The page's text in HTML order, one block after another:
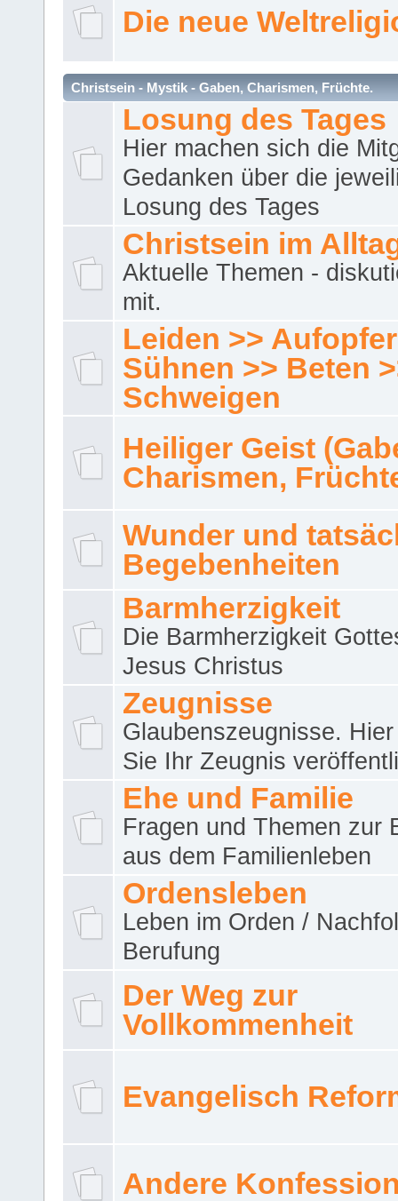
Die neue
Christsein - Mystik - Gaben, Charismen, Früchte.
Losung des Tages
Hier machen sich die
Gedanken über die
Losung des Tages
Christsein im
Aktuelle Themen -
mit.
Leiden >>
Sühnen >> Beten
Schweigen
Heiliger Geist
Charismen,
Wunder und
Begebenheiten
Barmherzigkeit
Die Barmherzigkeit
Jesus Christus
Zeugnisse
Glaubenszeugnisse.
Sie Ihr Zeugnis
Ehe und Familie
Fragen und Themen zur
aus dem Familienleben
Ordensleben
Leben im Orden /
Berufung
Der Weg zur
Vollkommenheit
Evangelisch
Andere